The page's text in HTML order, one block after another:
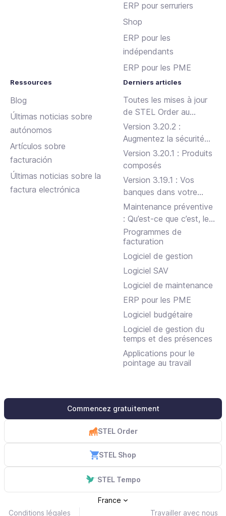
ERP pour serruriers
Shop
ERP pour les
indépendants
ERP pour les PME
Ressources
Blog
Últimas noticias sobre
autónomos
Artículos sobre
facturación
Últimas noticias sobre la
factura electrónica
Derniers articles
Toutes les mises à jour
de STEL Order au
premier semestre 2024
Version 3.20.2 :
Augmentez la sécurité
de votre entreprise
Version 3.20.1 : Produits
composés
Version 3.19.1 : Vos
banques dans votre
STEL Order
Maintenance préventive
: Qu’est-ce que c’est, les
types et comment le
faire efficacement
Programmes de
facturation
Logiciel de gestion
Logiciel SAV
Logiciel de maintenance
ERP pour les PME
Logiciel budgétaire
Logiciel de gestion du
temps et des présences
Applications pour le
pointage au travail
Commencez gratuitement
STEL Order
STEL Shop
STEL Tempo
Conditions légales Travailler avec nous
France